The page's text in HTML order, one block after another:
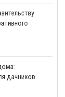
дачников